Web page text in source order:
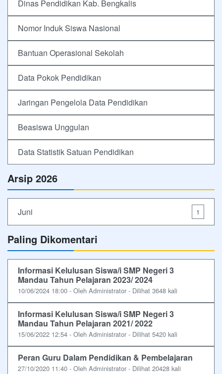
Dinas Pendidikan Kab. Bengkalis
Nomor Induk Siswa Nasional
Bantuan Operasional Sekolah
Data Pokok Pendidikan
Jaringan Pengelola Data Pendidikan
Beasiswa Unggulan
Data Statistik Satuan Pendidikan
Arsip 2026
Juni 1
Paling Dikomentari
Informasi Kelulusan Siswa/i SMP Negeri 3
Mandau Tahun Pelajaran 2023/ 2024
10/06/2024 18:00 - Oleh Administrator - Dilihat 3648 kali
Informasi Kelulusan Siswa/i SMP Negeri 3
Mandau Tahun Pelajaran 2021/ 2022
15/06/2022 12:54 - Oleh Administrator - Dilihat 5420 kali
Peran Guru Dalam Pendidikan & Pembelajaran
27/10/2020 11:40 - Oleh Administrator - Dilihat 20428 kali